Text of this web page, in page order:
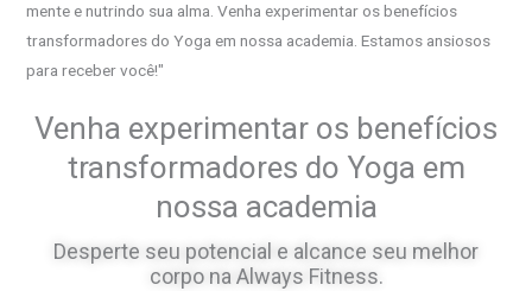
mente e nutrindo sua alma. Venha experimentar os benefícios
transformadores do Yoga em nossa academia. Estamos ansiosos
para receber você!"
Venha experimentar os benefícios
transformadores do Yoga em
nossa academia
Desperte seu potencial e alcance seu melhor
corpo na Always Fitness.